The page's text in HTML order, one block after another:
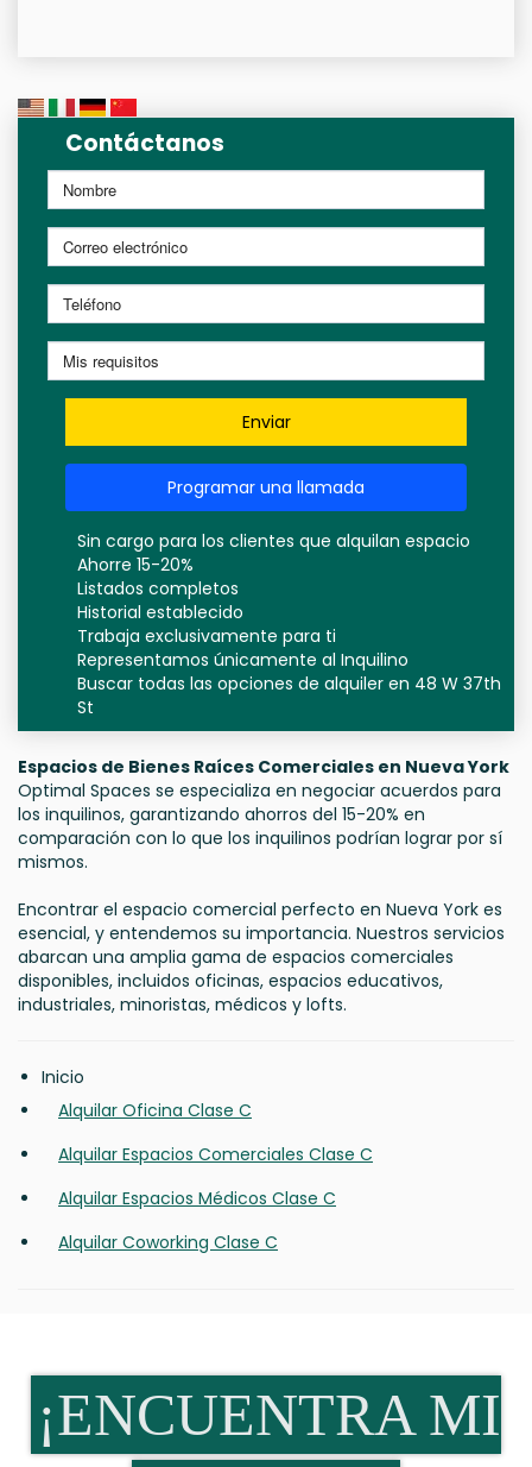
Contáctanos
Enviar
Programar una llamada
Sin cargo para los clientes que alquilan espacio
Ahorre 15-20%
Listados completos
Historial establecido
Trabaja exclusivamente para ti
Representamos únicamente al Inquilino
Buscar todas las opciones de alquiler en 48 W 37th
St
Espacios de Bienes Raíces Comerciales en Nueva York
Optimal Spaces se especializa en negociar acuerdos para
los inquilinos, garantizando ahorros del 15-20% en
comparación con lo que los inquilinos podrían lograr por sí
mismos.
Encontrar el espacio comercial perfecto en Nueva York es
esencial, y entendemos su importancia. Nuestros servicios
abarcan una amplia gama de espacios comerciales
disponibles, incluidos oficinas, espacios educativos,
industriales, minoristas, médicos y lofts.
Inicio
Alquilar Oficina Clase C
Alquilar Espacios Comerciales Clase C
Alquilar Espacios Médicos Clase C
Alquilar Coworking Clase C
¡ENCUENTRA MI